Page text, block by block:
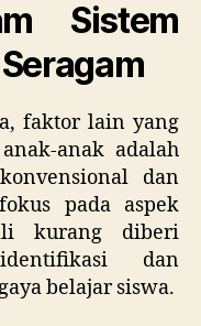
Sistem
faktor lain yang
anak adalah
dan
pada aspek
kurang diberi
dan
belajar siswa.